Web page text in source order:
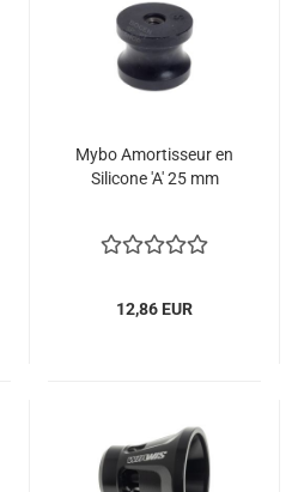
Mybo Amortisseur en
Silicone 'A' 25 mm
12,86 EUR